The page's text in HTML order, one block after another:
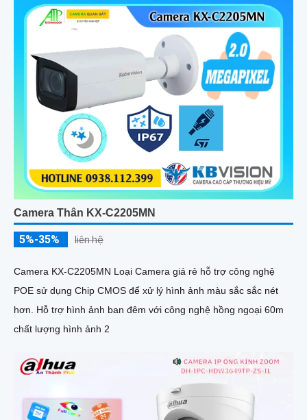
Camera Thân KX-C2205MN
5%-35% liên hệ
Camera KX-C2205MN Loại Camera giá rẻ hỗ trợ công nghệ
POE sử dụng Chip CMOS để xử lý hình ảnh màu sắc sắc nét
hơn. Hỗ trợ hình ảnh ban đêm với công nghệ hồng ngoại 60m
chất lượng hình ảnh 2